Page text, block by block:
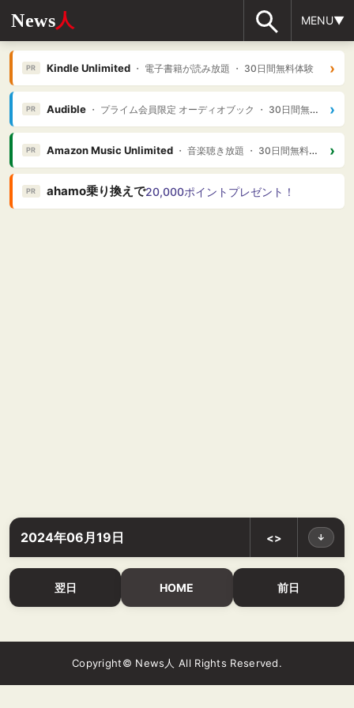
News人 MENU▼
PR Kindle Unlimited・ 電子書籍が読み放題 ・ 30日間無料体験 ›
PR Audible・ プライム会員限定 オーディオブック ・ 30日間無料体験 ›
PR Amazon Music Unlimited・ 音楽聴き放題 ・ 30日間無料体験 ›
PR ahamo乗り換えで20,000ポイントプレゼント！
2024年06月19日 <> ↓
翌日 HOME 前日
Copyright© News人 All Rights Reserved.